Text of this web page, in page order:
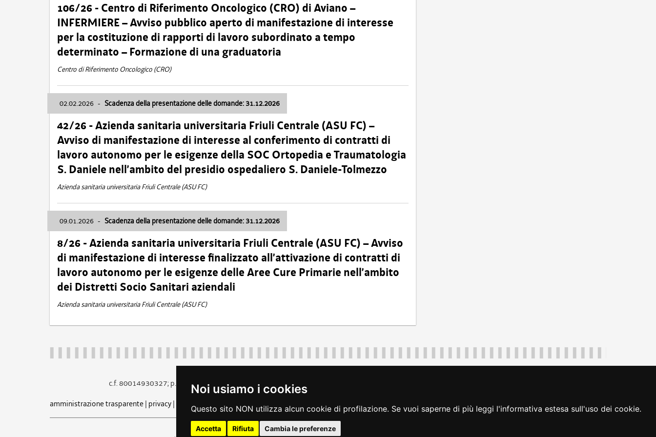
Noi usiamo i cookies
Questo sito NON utilizza alcun cookie di profilazione. Se vuoi saperne di più leggi l'informativa estesa sull'uso dei cookie.
Accetta Rifiuta Cambia le preferenze
106/26 - Centro di Riferimento Oncologico (CRO) di Aviano –
INFERMIERE – Avviso pubblico aperto di manifestazione di interesse
per la costituzione di rapporti di lavoro subordinato a tempo
determinato – Formazione di una graduatoria
Centro di Riferimento Oncologico (CRO)
02.02.2026 - Scadenza della presentazione delle domande: 31.12.2026
42/26 - Azienda sanitaria universitaria Friuli Centrale (ASU FC) –
Avviso di manifestazione di interesse al conferimento di contratti di
lavoro autonomo per le esigenze della SOC Ortopedia e Traumatologia
S. Daniele nell’ambito del presidio ospedaliero S. Daniele-Tolmezzo
Azienda sanitaria universitaria Friuli Centrale (ASU FC)
09.01.2026 - Scadenza della presentazione delle domande: 31.12.2026
8/26 - Azienda sanitaria universitaria Friuli Centrale (ASU FC) – Avviso
di manifestazione di interesse finalizzato all’attivazione di contratti di
lavoro autonomo per le esigenze delle Aree Cure Primarie nell’ambito
dei Distretti Socio Sanitari aziendali
Azienda sanitaria universitaria Friuli Centrale (ASU FC)
c.f. 80014930327; p.iva 00526040324
piazza Unità d'Italia 1 Trieste
amministrazione trasparente| privacy| cookie note legali | accessibilità rss dichiarazione di accessibilità feedback cambio preferenze cookie loginFVG